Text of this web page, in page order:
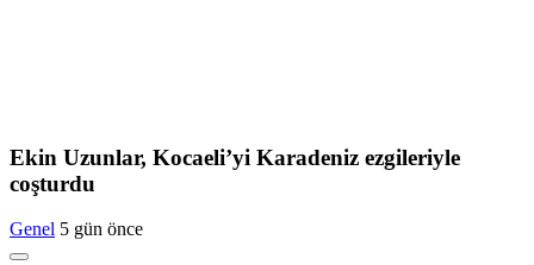
Ekin Uzunlar, Kocaeli’yi Karadeniz ezgileriyle
coşturdu
Genel 5 gün önce